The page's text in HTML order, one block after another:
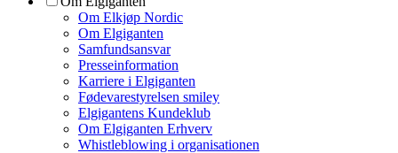
Om Elkjøp Nordic
Om Elgiganten
Samfundsansvar
Presseinformation
Karriere i Elgiganten
Fødevarestyrelsen smiley
Elgigantens Kundeklub
Om Elgiganten Erhverv
Whistleblowing i organisationen